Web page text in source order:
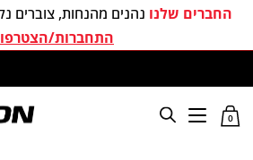
החברים שלנו נהנים מהנחות, צוברים
התחברות/
0